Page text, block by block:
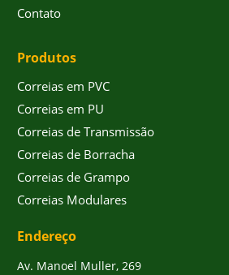
Contato
Produtos
Correias em PVC
Correias em PU
Correias de Transmissão
Correias de Borracha
Correias de Grampo
Correias Modulares
Endereço
Av. Manoel Muller, 269